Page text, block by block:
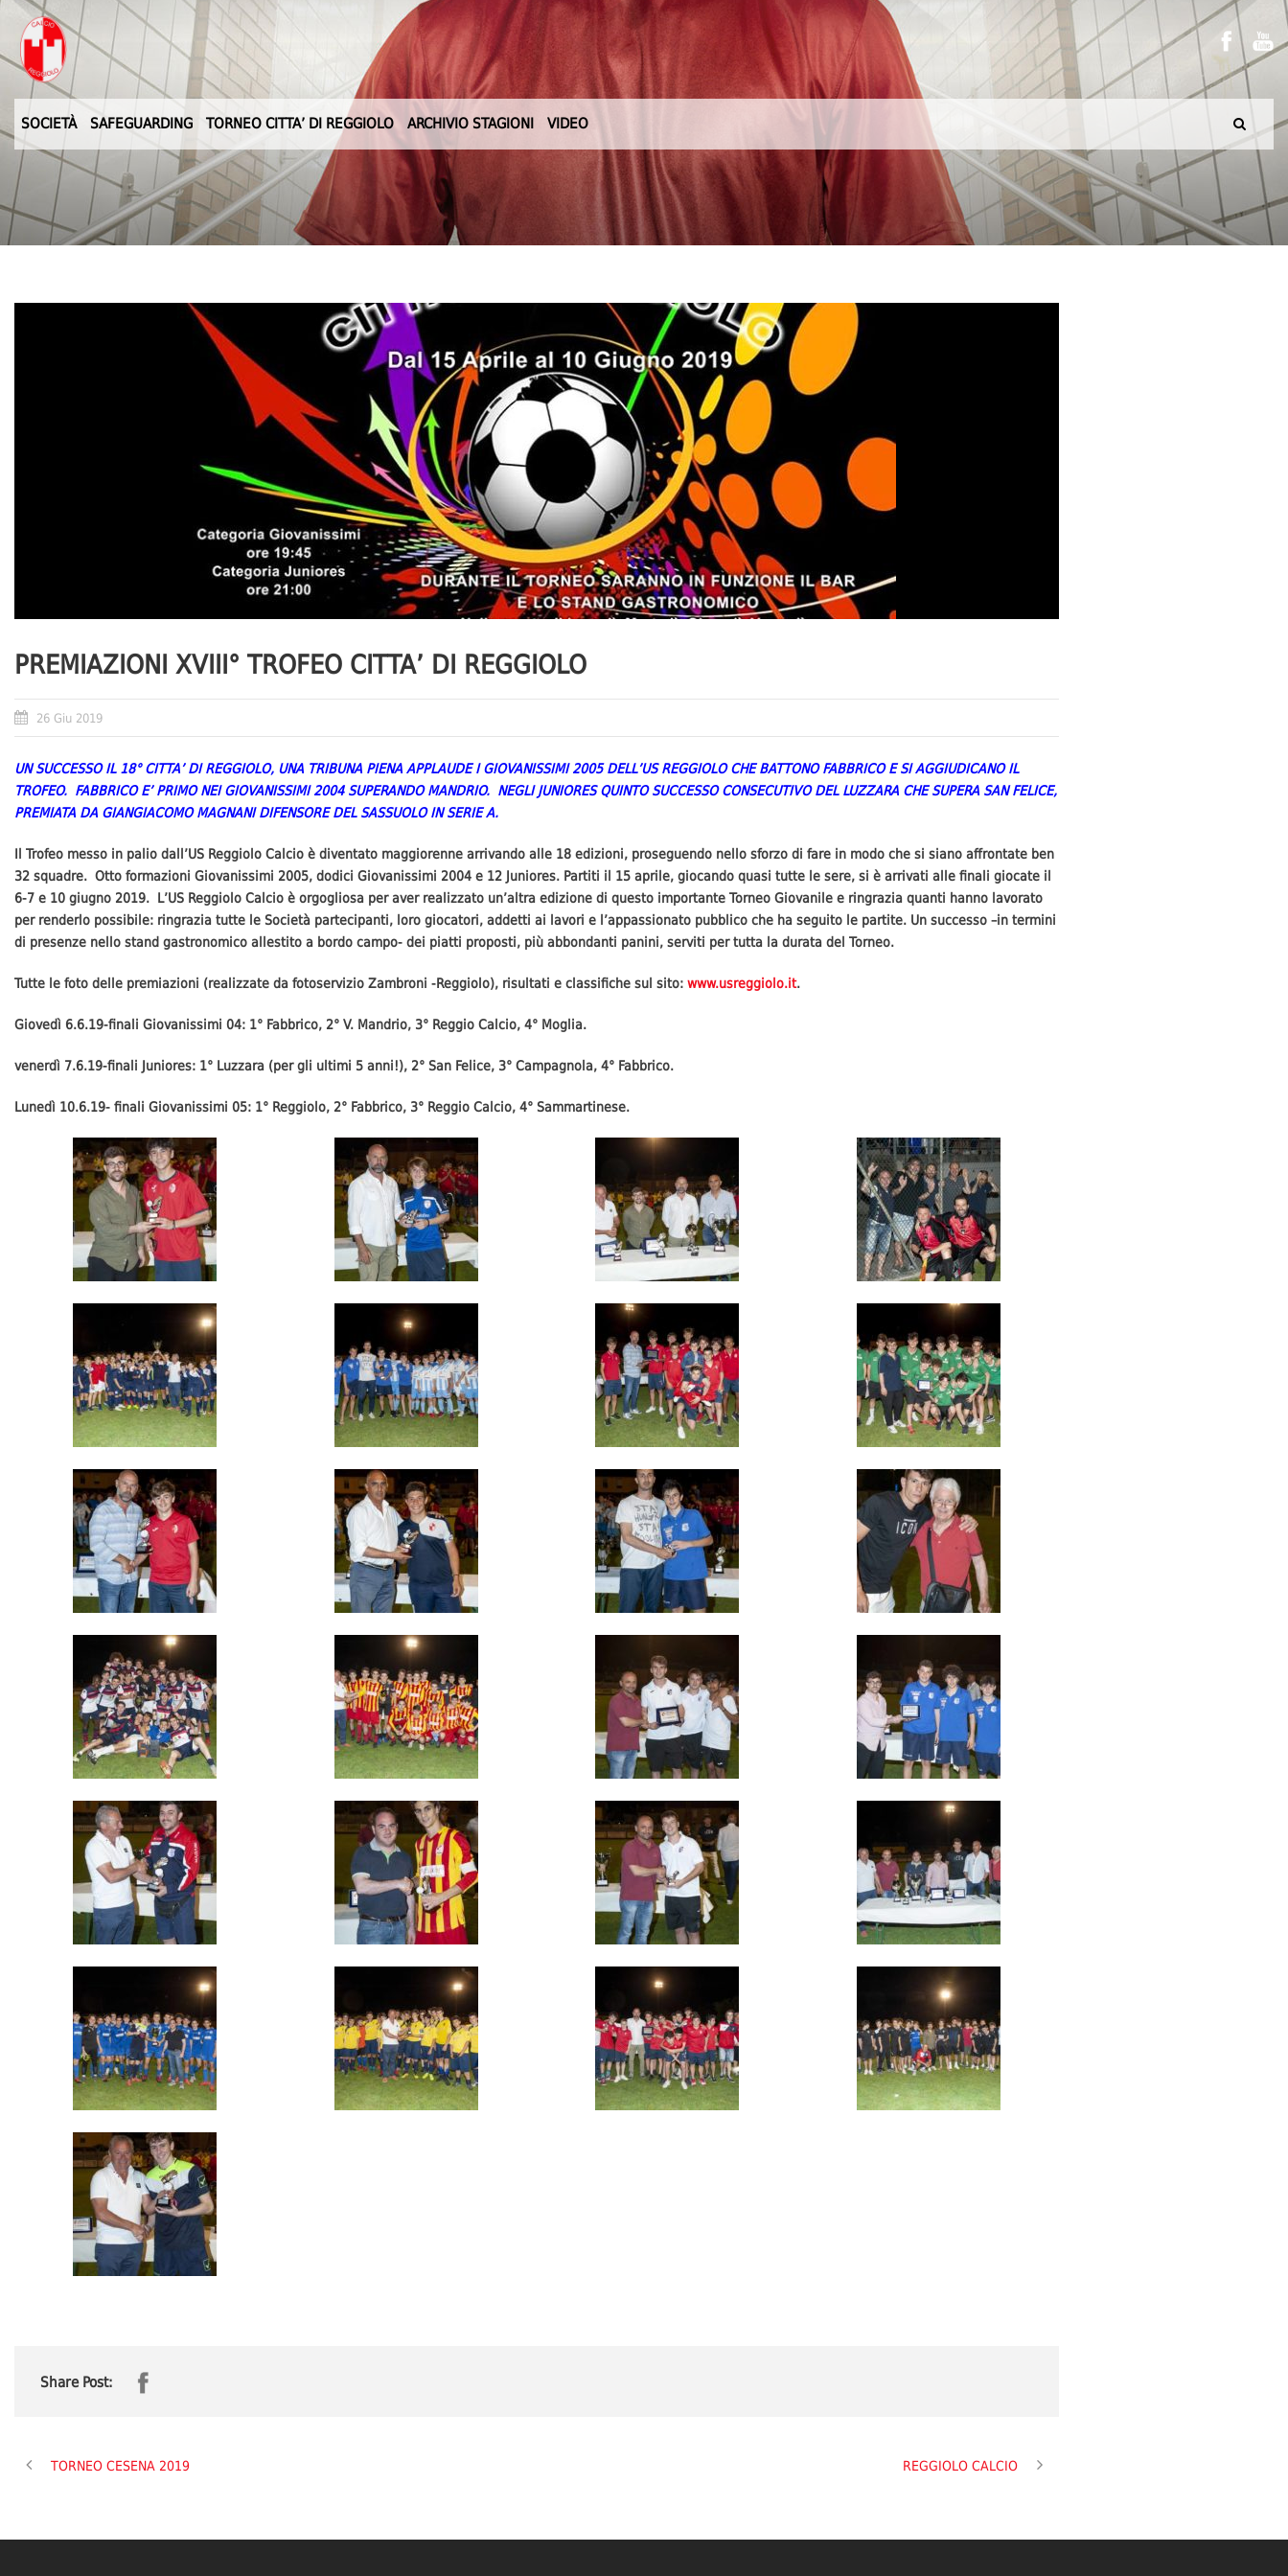
SOCIETÀ SAFEGUARDING TORNEO CITTA’ DI REGGIOLO ARCHIVIO STAGIONI VIDEO
PREMIAZIONI XVIII° TROFEO CITTA’ DI REGGIOLO
26 Giu 2019
UN SUCCESSO IL 18° CITTA’ DI REGGIOLO, UNA TRIBUNA PIENA APPLAUDE I GIOVANISSIMI 2005 DELL’US REGGIOLO CHE BATTONO FABBRICO E SI AGGIUDICANO IL
TROFEO. FABBRICO E’ PRIMO NEI GIOVANISSIMI 2004 SUPERANDO MANDRIO. NEGLI JUNIORES QUINTO SUCCESSO CONSECUTIVO DEL LUZZARA CHE SUPERA SAN FELICE,
PREMIATA DA GIANGIACOMO MAGNANI DIFENSORE DEL SASSUOLO IN SERIE A.
Il Trofeo messo in palio dall’US Reggiolo Calcio è diventato maggiorenne arrivando alle 18 edizioni, proseguendo nello sforzo di fare in modo che si siano affrontate ben
32 squadre. Otto formazioni Giovanissimi 2005, dodici Giovanissimi 2004 e 12 Juniores. Partiti il 15 aprile, giocando quasi tutte le sere, si è arrivati alle finali giocate il
6-7 e 10 giugno 2019. L’US Reggiolo Calcio è orgogliosa per aver realizzato un’altra edizione di questo importante Torneo Giovanile e ringrazia quanti hanno lavorato
per renderlo possibile: ringrazia tutte le Società partecipanti, loro giocatori, addetti ai lavori e l’appassionato pubblico che ha seguito le partite. Un successo –in termini
di presenze nello stand gastronomico allestito a bordo campo- dei piatti proposti, più abbondanti panini, serviti per tutta la durata del Torneo.
Tutte le foto delle premiazioni (realizzate da fotoservizio Zambroni -Reggiolo), risultati e classifiche sul sito: www.usreggiolo.it.
Giovedì 6.6.19-finali Giovanissimi 04: 1° Fabbrico, 2° V. Mandrio, 3° Reggio Calcio, 4° Moglia.
venerdì 7.6.19-finali Juniores: 1° Luzzara (per gli ultimi 5 anni!), 2° San Felice, 3° Campagnola, 4° Fabbrico.
Lunedì 10.6.19- finali Giovanissimi 05: 1° Reggiolo, 2° Fabbrico, 3° Reggio Calcio, 4° Sammartinese.
Share Post:
TORNEO CESENA 2019 REGGIOLO CALCIO